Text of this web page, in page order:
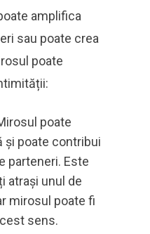
amplifica
sau poate crea
poate
poate
și poate contribui
parteneri. Este
atrași unul de
mirosul poate fi
sens.